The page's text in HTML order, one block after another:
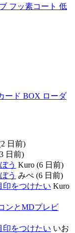
フッ素コート 低
ード BOX ローダ
日前)
日前)
う Kuro (6 日前)
う みぺ (6 日前)
印をつけたい Kuro
ンとMDプレビ
印をつけたい いお